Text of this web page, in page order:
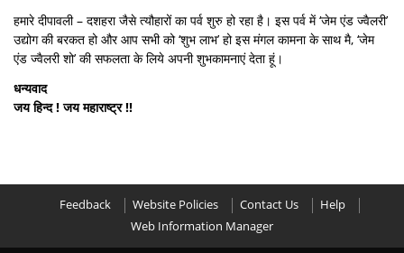
हमारे दीपावली – दशहरा जैसे त्यौहारों का पर्व शुरु हो रहा है। इस पर्व में ‘जेम एंड ज्वैलरी’
उद्योग की बरकत हो और आप सभी को ‘शुभ लाभ’ हो इस मंगल कामना के साथ मै, ‘जेम
एंड ज्वैलरी शो’ की सफलता के लिये अपनी शुभकामनाएं देता हूं।
धन्यवाद
जय हिन्द ! जय महाराष्ट्र !!
Feedback Website Policies Contact Us
Help
Web Information Manager